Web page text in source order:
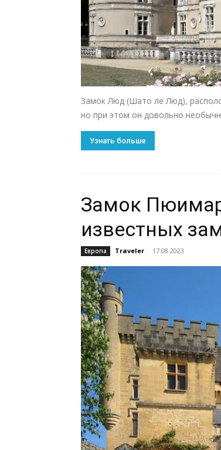
Замок Люд (Шато ле Люд),
но при этом он довольно
Узнать больше
Замок
известных
Европа Traveler - 17.08.2023